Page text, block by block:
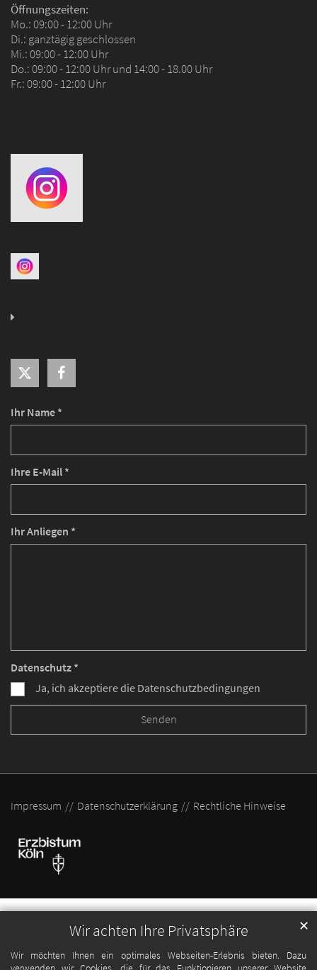
Wir achten Ihre Privatsphäre
Wir möchten Ihnen ein optimales Webseiten-Erlebnis bieten. Dazu
✕
Ihr Name *
Ihre E-Mail *
Ihr Anliegen *
Datenschutz *
Ja, ich akzeptiere die Datenschutzbedingungen
Öffnungszeiten:
Mo.: 09:00 - 12:00 Uhr
Di.: ganztägig geschlossen
Mi.: 09:00 - 12:00 Uhr
Do.: 09:00 - 12:00 Uhr und 14:00 - 18.00 Uhr
Fr.: 09:00 - 12:00 Uhr
Impressum Datenschutzerklärung Rechtliche Hinweise